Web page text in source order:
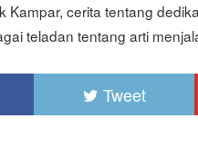
Kampar, cerita tentang
teladan tentang arti
Tweet